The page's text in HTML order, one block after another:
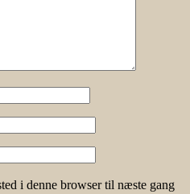
i denne browser til næste gang